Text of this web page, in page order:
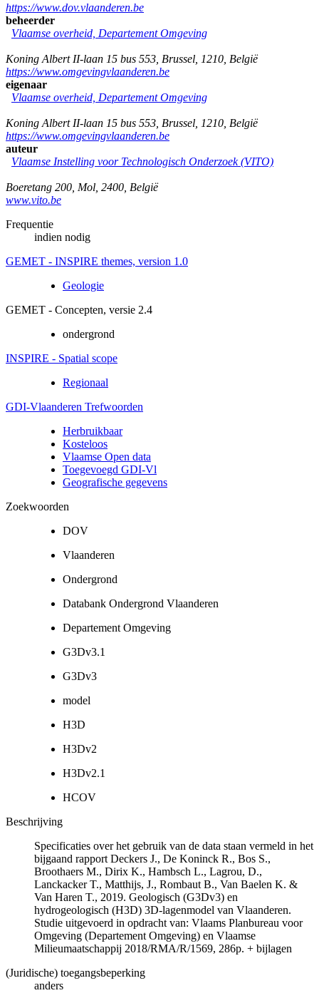
https://www.dov.vlaanderen.be
beheerder
Vlaamse overheid, Departement Omgeving
Koning Albert II-laan 15 bus 553 Brussel 1210 België
https://www.omgevingvlaanderen.be
eigenaar
Vlaamse overheid, Departement Omgeving
Koning Albert II-laan 15 bus 553 Brussel 1210 België
https://www.omgevingvlaanderen.be
auteur
Vlaamse Instelling voor Technologisch Onderzoek (VITO)
Boeretang 200 Mol 2400 België
www.vito.be
Frequentie
indien nodig
GEMET - INSPIRE themes, version 1.0
Geologie
GEMET - Concepten, versie 2.4
ondergrond
INSPIRE - Spatial scope
Regionaal
GDI-Vlaanderen Trefwoorden
Herbruikbaar
Kosteloos
Vlaamse Open data
Toegevoegd GDI-Vl
Geografische gegevens
Zoekwoorden
DOV
Vlaanderen
Ondergrond
Databank Ondergrond Vlaanderen
Departement Omgeving
G3Dv3.1
G3Dv3
model
H3D
H3Dv2
H3Dv2.1
HCOV
Beschrijving
Specificaties over het gebruik van de data staan vermeld in het
bijgaand rapport Deckers J., De Koninck R., Bos S.,
Broothaers M., Dirix K., Hambsch L., Lagrou, D.,
Lanckacker T., Matthijs, J., Rombaut B., Van Baelen K. &
Van Haren T., 2019. Geologisch (G3Dv3) en
hydrogeologisch (H3D) 3D-lagenmodel van Vlaanderen.
Studie uitgevoerd in opdracht van: Vlaams Planbureau voor
Omgeving (Departement Omgeving) en Vlaamse
Milieumaatschappij 2018/RMA/R/1569, 286p. + bijlagen
(Juridische) toegangsbeperking
anders